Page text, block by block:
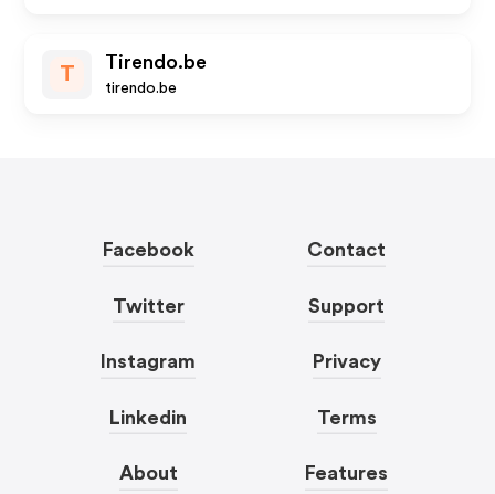
T
Tirendo.be
tirendo.be
Facebook
Twitter
Instagram
Linkedin
About
Contact
Support
Privacy
Terms
Features